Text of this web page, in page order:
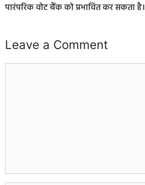
पारंपरिक वोट बैंक को प्रभावित कर सकता है।
Leave a Comment